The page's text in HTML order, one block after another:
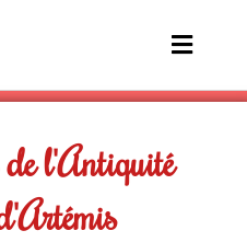
Main
de l'Antiquité